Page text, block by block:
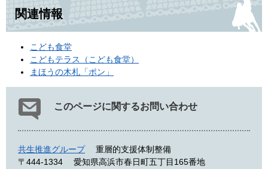
関連情報
こども食堂
こどもテラス（こども食堂）
まほうの木札「ポン」
このページに関するお問い合わせ
共生推進グループ
重層的支援体制整備
〒444-1334
愛知県高浜市春日町五丁目165番地